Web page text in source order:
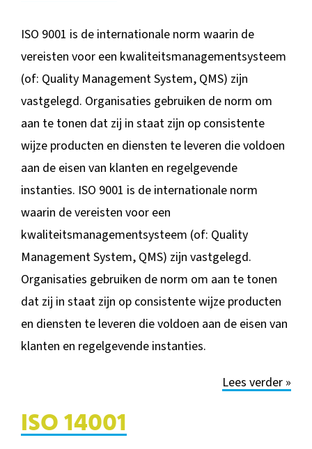
ISO 9001 is de internationale norm waarin de
vereisten voor een kwaliteitsmanagementsysteem
(of: Quality Management System, QMS) zijn
vastgelegd. Organisaties gebruiken de norm om
aan te tonen dat zij in staat zijn op consistente
wijze producten en diensten te leveren die voldoen
aan de eisen van klanten en regelgevende
instanties. ISO 9001 is de internationale norm
waarin de vereisten voor een
kwaliteitsmanagementsysteem (of: Quality
Management System, QMS) zijn vastgelegd.
Organisaties gebruiken de norm om aan te tonen
dat zij in staat zijn op consistente wijze producten
en diensten te leveren die voldoen aan de eisen van
klanten en regelgevende instanties.
Lees verder »
ISO 14001